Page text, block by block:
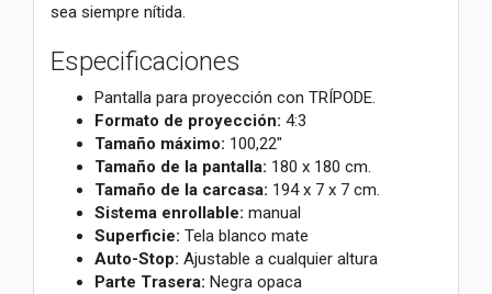
sea siempre nítida.
Especificaciones
Pantalla para proyección con TRÍPODE.
Formato de proyección: 4:3
Tamaño máximo: 100,22"
Tamaño de la pantalla: 180 x 180 cm.
Tamaño de la carcasa: 194 x 7 x 7 cm.
Sistema enrollable: manual
Superficie: Tela blanco mate
Auto-Stop: Ajustable a cualquier altura
Parte Trasera: Negra opaca